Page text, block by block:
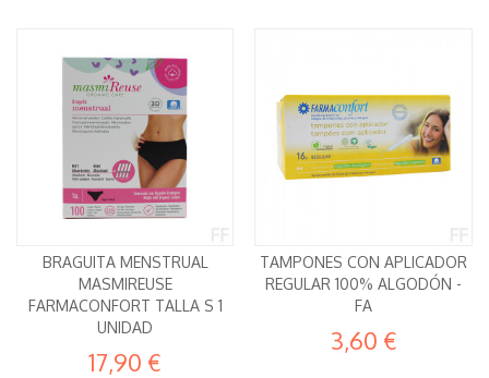
BRAGUITA MENSTRUAL
MASMIREUSE
FARMACONFORT TALLA S 1
UNIDAD
17,90 €
TAMPONES CON APLICADOR
REGULAR 100% ALGODÓN -
FA
3,60 €